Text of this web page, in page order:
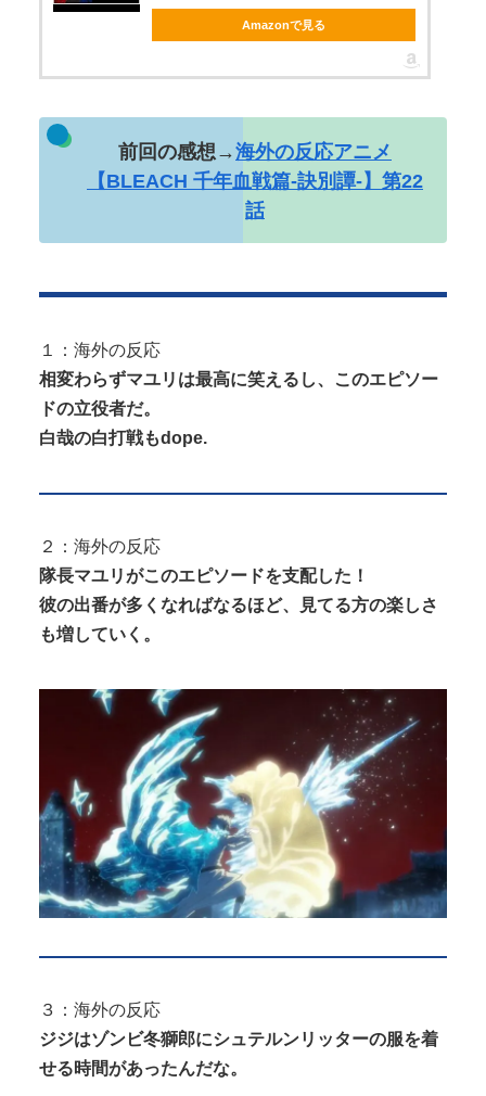
で精一杯生きようと誓った。だが実は...
Powered by livedoor 相互RSS
Amazonで見る
前回の感想→海外の反応アニメ
【BLEACH 千年血戦篇-訣別譚-】第22
話
１：海外の反応
相変わらずマユリは最高に笑えるし、このエピソー
ドの立役者だ。
白哉の白打戦もdope.
２：海外の反応
隊長マユリがこのエピソードを支配した！
彼の出番が多くなればなるほど、見てる方の楽しさ
も増していく。
３：海外の反応
ジジはゾンビ冬獅郎にシュテルンリッターの服を着
せる時間があったんだな。